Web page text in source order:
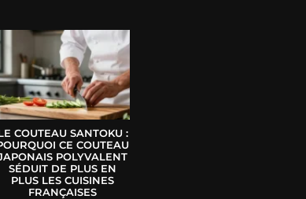
COUTEAU SANTOKU :
CE COUTEAU
POLYVALENT
SÉDUIT DE PLUS EN
PLUS LES CUISINES
FRANÇAISES